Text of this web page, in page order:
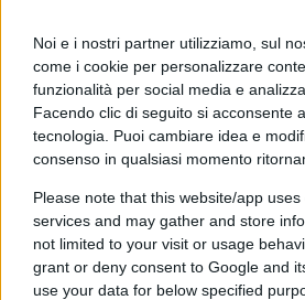
Noi e i nostri partner utilizziamo, sul
come i cookie per personalizzare
funzionalità per social media e
Facendo clic di seguito si acconsente
tecnologia. Puoi cambiare idea e
consenso in qualsiasi momento
Please note that this website/app
services and may gather and store
not limited to your visit or usage
grant or deny consent to Google and
use your data for below specified